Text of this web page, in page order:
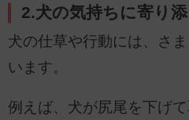
2.犬の気持ちに寄り添
犬の仕草や行動には、さ
います。
例えば、犬が尻尾を下げ